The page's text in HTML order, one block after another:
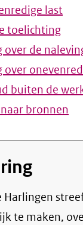
last
toelichting
over de
over
buiten de
bronnen
te maken,